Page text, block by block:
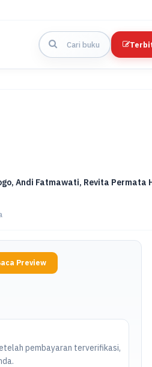
Andi Fatmawati, Revita Permata
Preview
pembayaran terverifikasi,